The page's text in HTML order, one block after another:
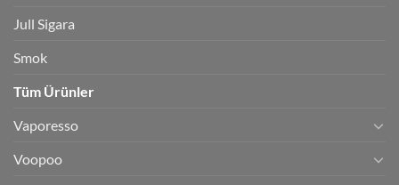
Jull Sigara
Smok
Tüm Ürünler
Vaporesso
Voopoo